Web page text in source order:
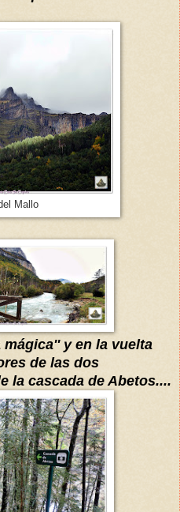
Mallo
mágica'' y en la vuelta
de las dos
la cascada de Abetos....